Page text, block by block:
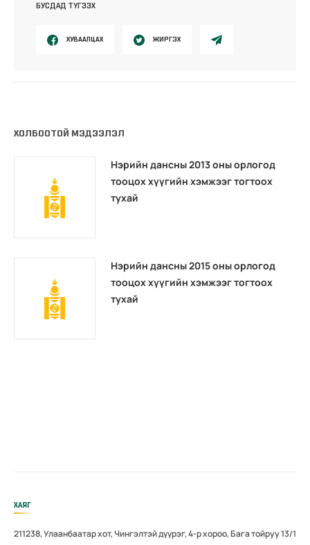
БУСДАД ТҮГЭЭХ
ХУВААЛЦАХ ЖИРГЭХ
ХОЛБООТОЙ МЭДЭЭЛЭЛ
Нэрийн дансны 2013 оны орлогод
тооцох хүүгийн хэмжээг тогтоох
тухай
Нэрийн дансны 2015 оны орлогод
тооцох хүүгийн хэмжээг тогтоох
тухай
ХАЯГ
211238, Улаанбаатар хот, Чингэлтэй дүүрэг, 4-р хороо, Бага тойруу 13/1